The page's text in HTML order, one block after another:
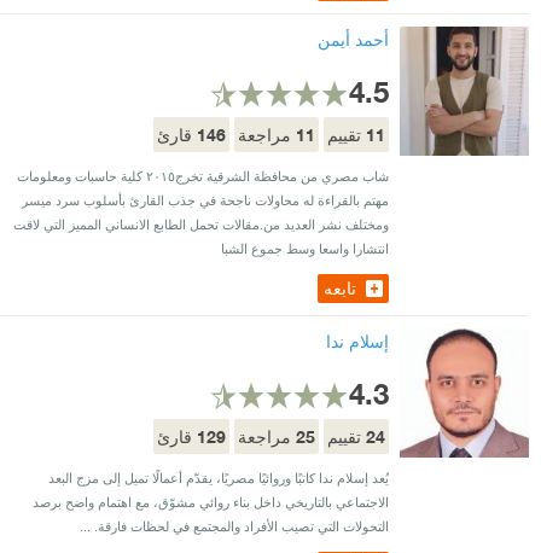
أحمد أيمن
4.5
11 تقييم 11 مراجعة 146 قارئ
شاب مصري من محافظة الشرقية تخرج٢٠١٥ كلية حاسبات ومعلومات
مهتم بالقراءة له محاولات ناجحة في جذب القارئ بأسلوب سرد ميسر
ومختلف نشر العديد من.مقالات تحمل الطابع الانساني المميز التي لاقت
انتشارا واسعا وسط جموع الشبا
تابعه
إسلام ندا
4.3
24تقييم 25مراجعة 129 قارئ
يُعد إسلام ندا كاتبًا وروائيًا مصريًا، يقدّم أعمالًا تميل إلى مزج البعد
الاجتماعي بالتاريخي داخل بناء روائي مشوّق، مع اهتمام واضح برصد
التحولات التي تصيب الأفراد والمجتمع في لحظات فارقة. ...